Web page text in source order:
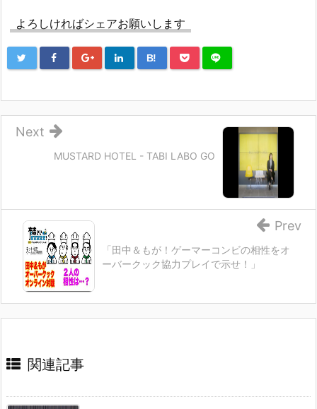
よろしければシェアお願いします
B!
MUSTARD HOTEL - TABI LABO GO
Next
「田中＆もが！ゲーマーコンビの相性をオ
ーバークック協力プレイで示せ！」
Prev
関連記事